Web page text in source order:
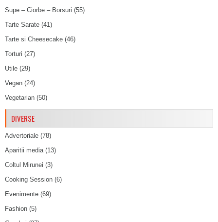
Supe – Ciorbe – Borsuri (55)
Tarte Sarate (41)
Tarte si Cheesecake (46)
Torturi (27)
Utile (29)
Vegan (24)
Vegetarian (50)
DIVERSE
Advertoriale (78)
Aparitii media(13)
Coltul Mirunei (3)
Cooking Session (6)
Evenimente (69)
Fashion (5)